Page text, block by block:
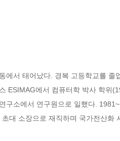
에서 태어났다. 경복 고등학교를
ESIMAG에서 컴퓨터학 박사 학위
대 소장으로 재직하며 국가전산